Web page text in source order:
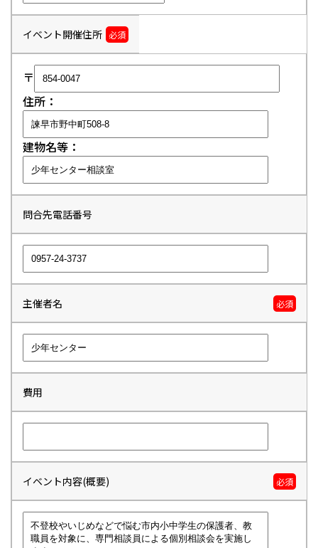
イベント開催住所 必須
〒
住所：
建物名等：
問合先電話番号
主催者名 必須
費用
イベント内容(概要) 必須